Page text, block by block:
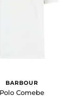
BARBOUR
Polo Comebe